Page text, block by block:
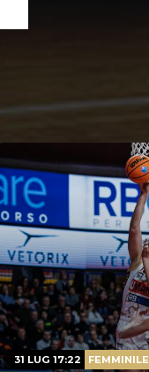
31 LUG 17:22 FEMMINILE